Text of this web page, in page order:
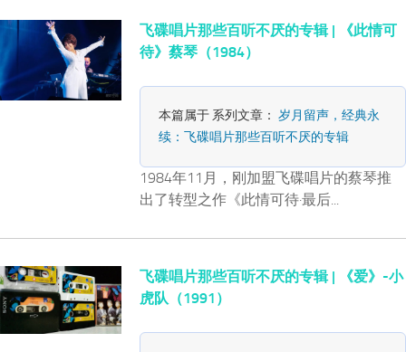
飞碟唱片那些百听不厌的专辑 | 《此情可
待》蔡琴（1984）
本篇属于 系列文章：岁月留声，经典永
续：飞碟唱片那些百听不厌的专辑
1984年11月，刚加盟飞碟唱片的蔡琴推
出了转型之作《此情可待·最后...
飞碟唱片那些百听不厌的专辑 | 《爱》-小
虎队（1991）